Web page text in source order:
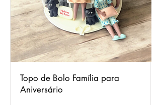
Topo de Bolo Família para
Aniversário